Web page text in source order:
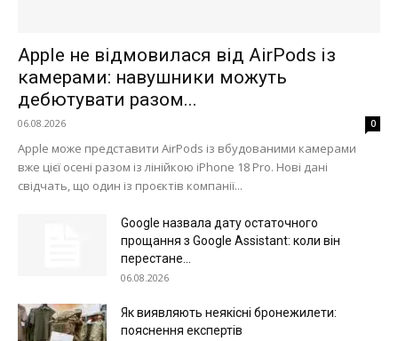
Apple не відмовилася від AirPods із
камерами: навушники можуть
дебютувати разом...
06.08.2026 0
Apple може представити AirPods із вбудованими камерами
вже цієї осені разом із лінійкою iPhone 18 Pro. Нові дані
свідчать, що один із проєктів компанії...
Google назвала дату остаточного
прощання з Google Assistant: коли він
перестане...
06.08.2026
Як виявляють неякісні бронежилети:
пояснення експертів